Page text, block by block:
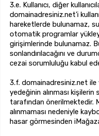
3.e. Kullanıcı, diğer
domainadresiniz.net'i
hareketlerde bulunamaz,
otomatik programlar
girişimlerinde bulunamaz.
sonlandırılacağını ve
cezai sorumluluğu kabul
3.f. domainadresiniz.net ile
yedeğinin alınması
tarafından önerilmektedir.
alınmaması nedeniyle
hasar görmesinden